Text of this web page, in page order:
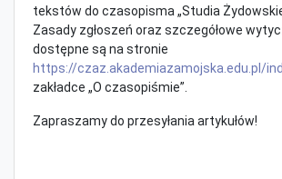
tekstów do czasopisma „Studia
Zasady zgłoszeń oraz szczegółowe
dostępne są na stronie
https://czaz.akademiazamojska.edu.pl/
zakładce „O czasopiśmie”.
Zapraszamy do przesyłania artykułów!